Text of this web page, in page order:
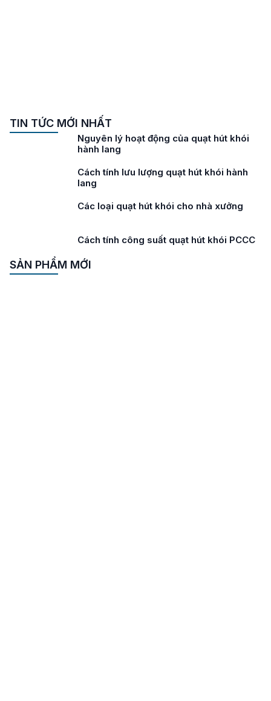
TIN TỨC MỚI NHẤT
Nguyên lý hoạt động của quạt hút khói
hành lang
Cách tính lưu lượng quạt hút khói hành
lang
Các loại quạt hút khói cho nhà xưởng
Cách tính công suất quạt hút khói PCCC
SẢN PHẨM MỚI